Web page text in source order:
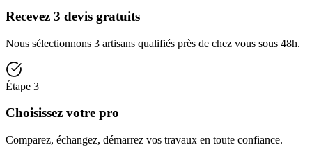
Recevez 3 devis gratuits
Nous sélectionnons 3 artisans qualifiés près de chez vous sous 48h.
Étape 3
Choisissez votre pro
Comparez, échangez, démarrez vos travaux en toute confiance.